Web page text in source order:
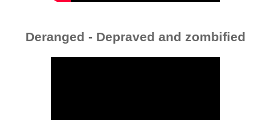
Deranged - Depraved and zombified